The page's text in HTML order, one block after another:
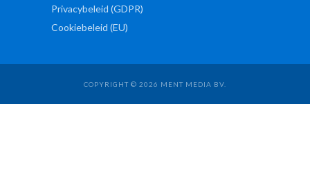
Privacybeleid (GDPR)
Cookiebeleid (EU)
COPYRIGHT © 2026 MENT MEDIA BV.